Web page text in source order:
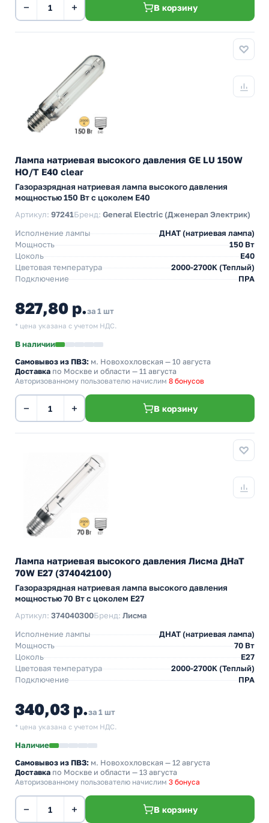
− + В корзину
Лампа натриевая высокого давления GE LU 150W
HO/T E40 clear
Газоразрядная натриевая лампа высокого давления
мощностью 150 Вт с цоколем E40
Артикул: 97241Бренд: General Electric (Дженерал Электрик)
Исполнение лампы
ДНАТ (натриевая лампа)
Мощность
150 Вт
Цоколь
E40
Цветовая температура
2000-2700K (Теплый)
Подключение
ПРА
827,80 р.за 1 шт
* цена указана с учетом НДС.
В наличии
Самовывоз из ПВЗ: м. Новохохловская — 10 августа
Доставка по Москве и области — 11 августа
Авторизованному пользователю начислим 8 бонусов
− + В корзину
Лампа натриевая высокого давления Лисма ДНаТ
70W E27 (374042100)
Газоразрядная натриевая лампа высокого давления
мощностью 70 Вт с цоколем E27
Артикул: 374040300Бренд: Лисма
Исполнение лампы
ДНАТ (натриевая лампа)
Мощность
70 Вт
Цоколь
E27
Цветовая температура
2000-2700K (Теплый)
Подключение
ПРА
340,03 р.за 1 шт
* цена указана с учетом НДС.
Наличие
Самовывоз из ПВЗ: м. Новохохловская — 12 августа
Доставка по Москве и области — 13 августа
Авторизованному пользователю начислим 3 бонуса
− + В корзину